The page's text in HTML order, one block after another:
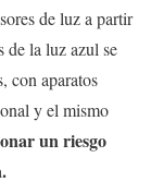
de luz a partir
de la luz azul se
con aparatos
y el mismo
un riesgo